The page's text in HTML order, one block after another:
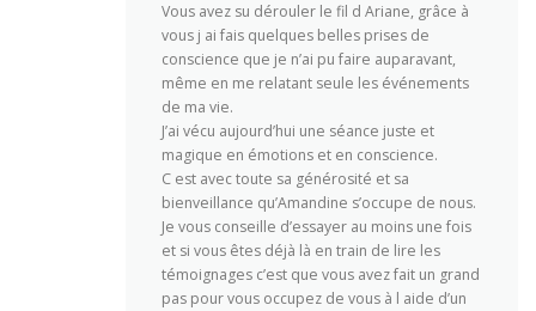
Vous avez su dérouler le fil d Ariane, grâce à
vous j ai fais quelques belles prises de
conscience que je n’ai pu faire auparavant,
même en me relatant seule les événements
de ma vie.
J’ai vécu aujourd’hui une séance juste et
magique en émotions et en conscience.
C est avec toute sa générosité et sa
bienveillance qu’Amandine s’occupe de nous.
Je vous conseille d’essayer au moins une fois
et si vous êtes déjà là en train de lire les
témoignages c’est que vous avez fait un grand
pas pour vous occupez de vous à l aide d’un